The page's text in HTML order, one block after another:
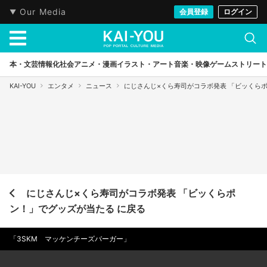
Our Media 会員登録 ログイン
本・文芸情報化社会アニメ・漫画イラスト・アート音楽・映像ゲームストリート
KAI-YOU エンタメ ニュース にじさんじ×くら寿司がコラボ発表 「ビッくら
にじさんじ×くら寿司がコラボ発表 「ビッくらポ
ン！」でグッズが当たる に戻る
「3SKM マッケンチーズバーガー」